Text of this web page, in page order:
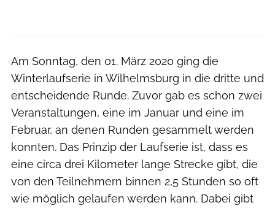
Am Sonntag, den 01. März 2020 ging die
Winterlaufserie in Wilhelmsburg in die dritte und
entscheidende Runde. Zuvor gab es schon zwei
Veranstaltungen, eine im Januar und eine im
Februar, an denen Runden gesammelt werden
konnten. Das Prinzip der Laufserie ist, dass es
eine circa drei Kilometer lange Strecke gibt, die
von den Teilnehmern binnen 2,5 Stunden so oft
wie möglich gelaufen werden kann. Dabei gibt